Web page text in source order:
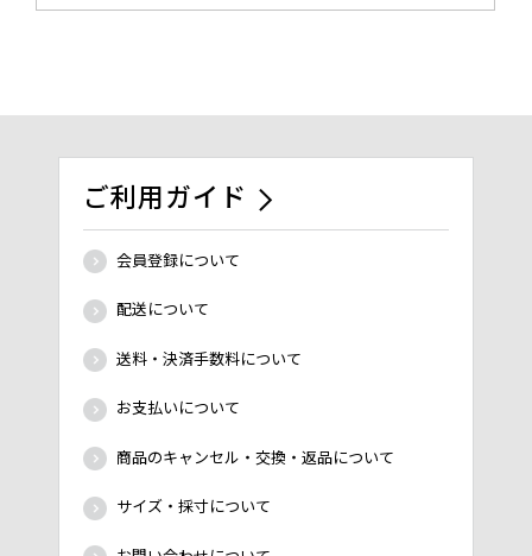
ご利用ガイド
会員登録について
配送について
送料・決済手数料について
お支払いについて
商品のキャンセル・交換・返品について
サイズ・採寸について